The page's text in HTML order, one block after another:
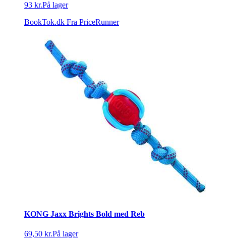
93 kr.På lager
BookTok.dk Fra PriceRunner
KONG Jaxx Brights Bold med Reb
69,50 kr.På lager